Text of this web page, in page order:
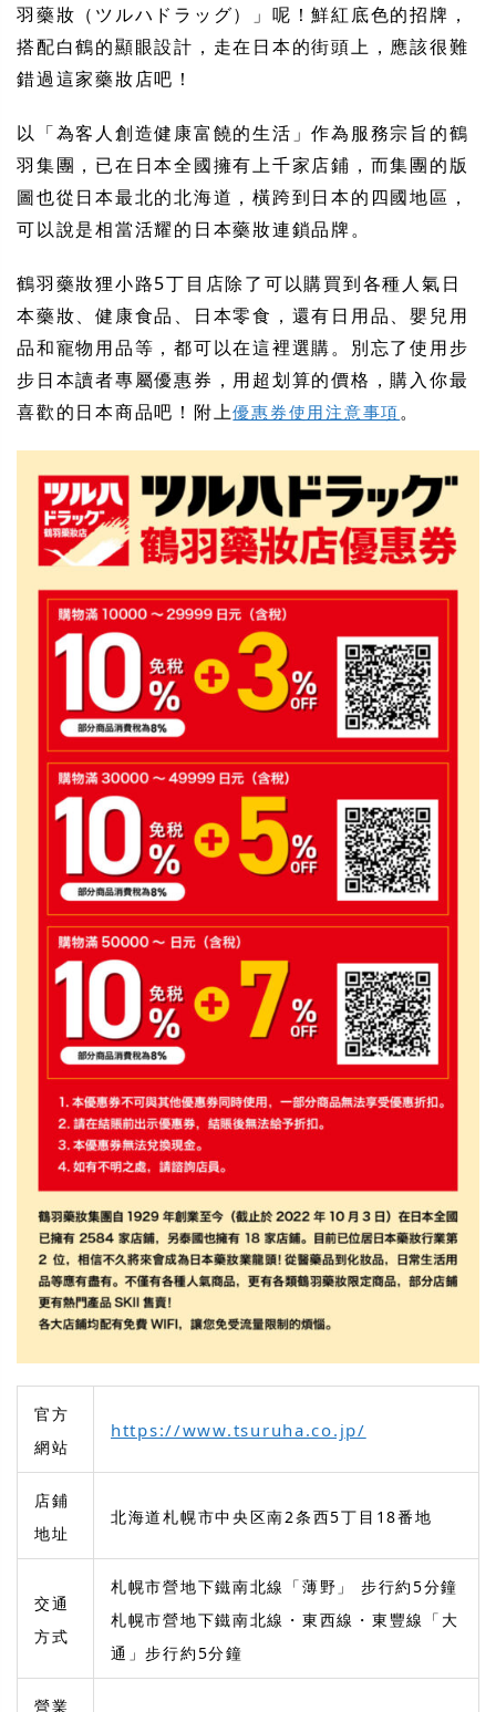
羽藥妝（ツルハドラッグ）」呢！鮮紅底色的招牌，
搭配白鶴的顯眼設計，走在日本的街頭上，應該很難
錯過這家藥妝店吧！
以「為客人創造健康富饒的生活」作為服務宗旨的鶴
羽集團，已在日本全國擁有上千家店鋪，而集團的版
圖也從日本最北的北海道，橫跨到日本的四國地區，
可以說是相當活耀的日本藥妝連鎖品牌。
鶴羽藥妝狸小路5丁目店除了可以購買到各種人氣日
本藥妝、健康食品、日本零食，還有日用品、嬰兒用
品和寵物用品等，都可以在這裡選購。別忘了使用步
步日本讀者專屬優惠券，用超划算的價格，購入你最
喜歡的日本商品吧！附上優惠券使用注意事項。
官方
網站
https://www.tsuruha.co.jp/
店鋪
地址
北海道札幌市中央区南2条西5丁目18番地
交通
方式
札幌市營地下鐵南北線「薄野」 步行約5分鐘
札幌市營地下鐵南北線・東西線・東豐線「大
通」步行約5分鐘
營業